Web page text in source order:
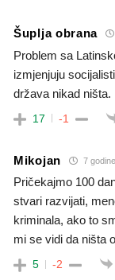
Šuplja obrana
Problem sa
izmjenjuju
država nikad ništa.
17 -1
Mikojan 7
Pričekajmo 100
stvari razvijati,
kriminala, ako to
mi se vidi da ništa
5 -2